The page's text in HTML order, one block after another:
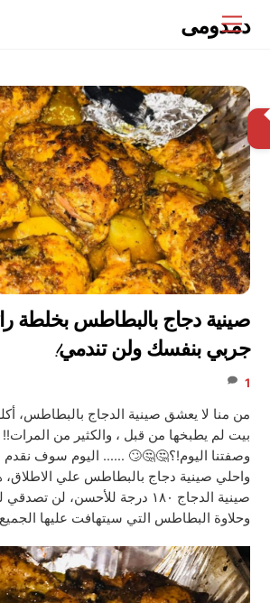
Menu
دمدومى
صينية دجاج بالبطاطس بخلطة
جربي بنفسك ولن تندمي!
1
من منا لا يعشق صينية الدجاج بالبطاطس،
بيت لم يطبخها من قبل ، والكثير من
وصفتنا اليوم!؟🤔🤔🙄 …… اليوم سوف نقدم
واحلي صينية دجاج بالبطاطس علي الاطلاق،
صينية الدجاج ١٨٠ درجة للأحسن، لن
وحلاوة البطاطس التي سيتهافت عليها